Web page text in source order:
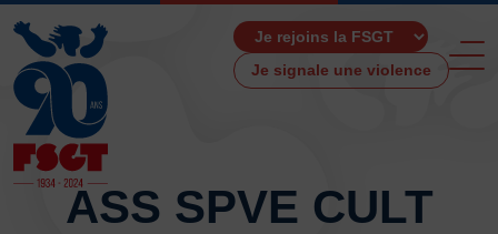
Je signale une violence
ASS SPVE CULT